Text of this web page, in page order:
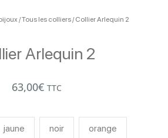
/Tous les colliers/ Collier Arlequin 2
Arlequin 2
63,00€ TTC
jaune noir orange